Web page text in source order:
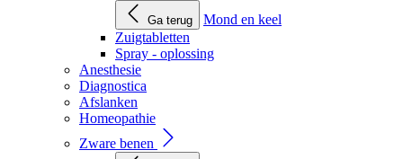
Ga terug
Mond en keel
Zuigtabletten
Spray - oplossing
Anesthesie
Diagnostica
Afslanken
Homeopathie
Zware benen